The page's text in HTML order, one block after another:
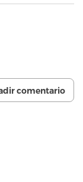
comentario